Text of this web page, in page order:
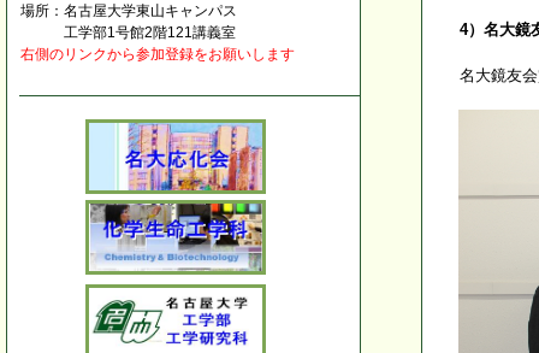
4）名大鏡
名大鏡友
場所：名古屋大学東山キャンパス
工学部1号館2階121講義室
右側のリンクから参加登録をお願いします